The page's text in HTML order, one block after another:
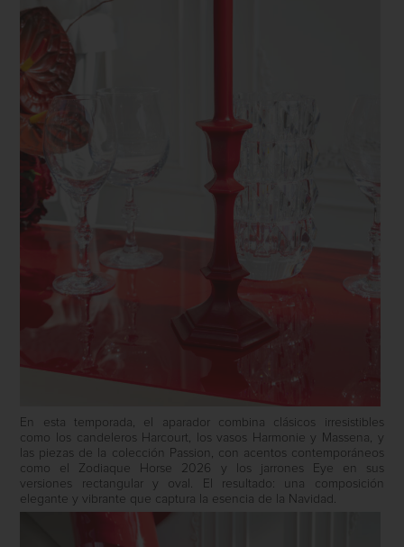
En esta temporada, el aparador combina clásicos irresistibles
como los candeleros Harcourt, los vasos Harmonie y Massena, y
las piezas de la colección Passion, con acentos contemporáneos
como el Zodiaque Horse 2026 y los jarrones Eye en sus
versiones rectangular y oval. El resultado: una composición
elegante y vibrante que captura la esencia de la Navidad.